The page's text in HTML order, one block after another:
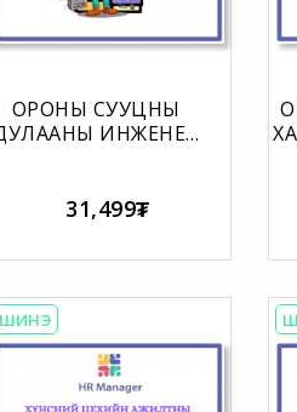
ОРОНЫ СУУЦНЫ
ИНЖЕНЕР
31,499₮
ШИНЭ